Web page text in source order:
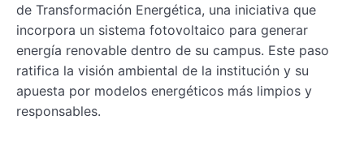
de Transformación Energética, una iniciativa que
incorpora un sistema fotovoltaico para generar
energía renovable dentro de su campus. Este paso
ratifica la visión ambiental de la institución y su
apuesta por modelos energéticos más limpios y
responsables.